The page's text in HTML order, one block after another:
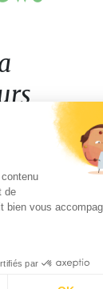
de
bien vous
par